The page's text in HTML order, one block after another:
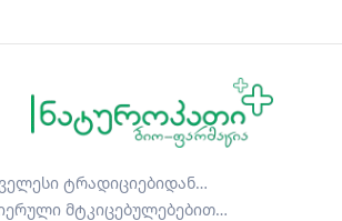
ტრადიციებიდან…
მტკიცებულებებით…